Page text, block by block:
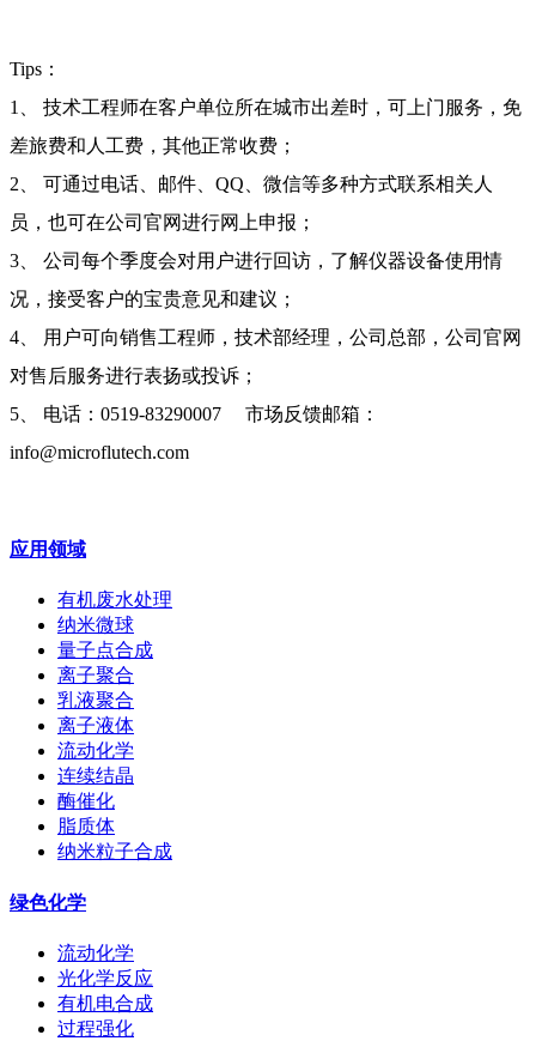
Tips：
1、 技术工程师在客户单位所在城市出差时，可上门服务，免
差旅费和人工费，其他正常收费；
2、 可通过电话、邮件、QQ、微信等多种方式联系相关人
员，也可在公司官网进行网上申报；
3、 公司每个季度会对用户进行回访，了解仪器设备使用情
况，接受客户的宝贵意见和建议；
4、 用户可向销售工程师，技术部经理，公司总部，公司官网
对售后服务进行表扬或投诉；
5、 电话：0519-83290007 市场反馈邮箱：
info@microflutech.com
应用领域
有机废水处理
纳米微球
量子点合成
离子聚合
乳液聚合
离子液体
流动化学
连续结晶
酶催化
脂质体
纳米粒子合成
绿色化学
流动化学
光化学反应
有机电合成
过程强化